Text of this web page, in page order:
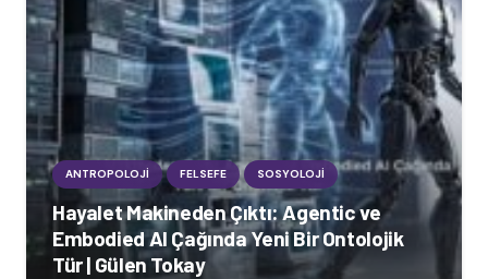
ANTROPOLOJI FELSEFE SOSYOLOJI
Hayalet Makineden Çıktı: Agentic ve
Embodied AI Çağında Yeni Bir Ontolojik
Tür | Gülen Tokay